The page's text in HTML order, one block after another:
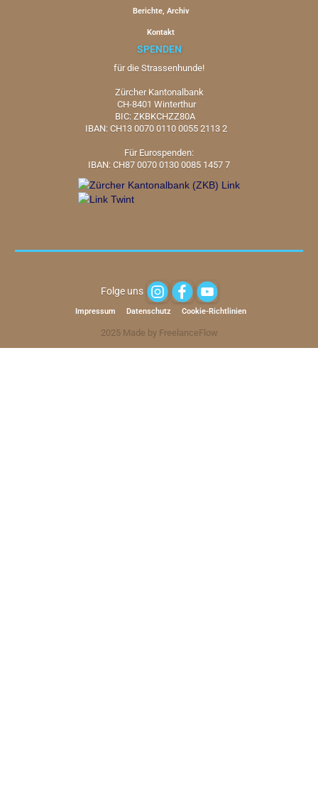
Berichte, Archiv
Kontakt
SPENDEN
für die Strassenhunde!
Zürcher Kantonalbank
CH-8401 Winterthur
BIC: ZKBKCHZZ80A
IBAN: CH13 0070 0110 0055 2113 2
Für Eurospenden:
IBAN: CH87 0070 0130 0085 1457 7
2025 Made by FreelanceFlow
Impressum Datenschutz Cookie-Richtlinien
Folge uns